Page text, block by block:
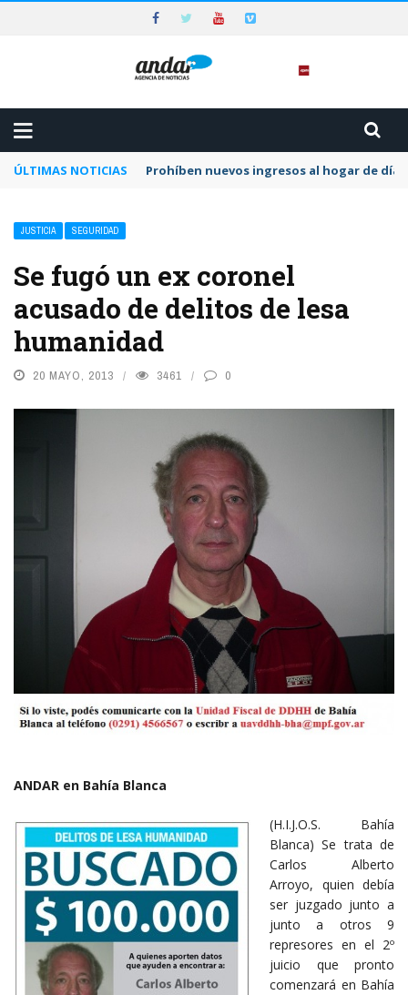
ÚLTIMAS NOTICIAS Prohíben nuevos ingresos al hogar de día
JUSTICIA SEGURIDAD
Se fugó un ex coronel
acusado de delitos de lesa
humanidad
20 MAYO, 2013 3461 0
ANDAR en Bahía Blanca
(H.I.J.O.S. Bahía
Blanca) Se trata de
Carlos Alberto
Arroyo, quien debía
ser juzgado junto a
junto a otros 9
represores en el 2º
juicio que pronto
comenzará en Bahía